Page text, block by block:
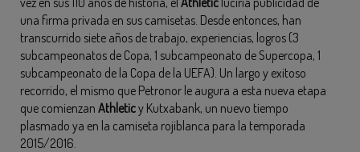
una firma privada en sus camisetas. Desde entonces, han
transcurrido siete años de trabajo, experiencias, logros (3
subcampeonatos de Copa, 1 subcampeonato de Supercopa, 1
subcampeonato de la Copa de la UEFA). Un largo y exitoso
recorrido, el mismo que Petronor le augura a esta nueva etapa
que comienzan Athleticy Kutxabank, un nuevo tiempo
plasmado ya en la camiseta rojiblanca para la temporada
2015/2016.